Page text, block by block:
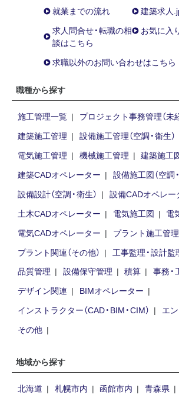
就業までの流れ
建築求人
求人問合せ・転職の相
談はこちら
お気に入
求職以外のお問い合わせはこちら
職種から探す
施工管理一覧
プロジェクト事務管理（未
建築施工管理
設備施工管理（空調・衛生）
電気施工管理
機械施工管理 建築施工
建築CADオペレーター
設備施工図（空調
設備設計（空調・衛生）
設備CADオペレー
土木CADオペレーター
電気施工図
電
電気CADオペレーター
プラント施工管理
プラント関連（その他）
工事監理・設計監
品質管理
設備保守管理 積算 事務・
デザイン関連
BIMオペレーター
インストラクター（CAD・BIM・CIM）
エ
その他
地域から探す
北海道 札幌市内 函館市内 青森県